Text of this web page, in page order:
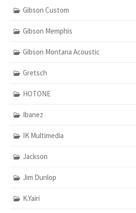
Gibson Custom
Gibson Memphis
Gibson Montana Acoustic
Gretsch
HOTONE
Ibanez
IK Multimedia
Jackson
Jim Dunlop
K.Yairi